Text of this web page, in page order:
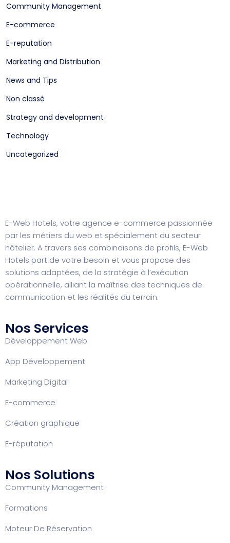
Community Management
E-commerce
E-reputation
Marketing and Distribution
News and Tips
Non classé
Strategy and development
Technology
Uncategorized
E-Web Hotels, votre agence e-commerce passionnée
par les métiers du web et spécialement du secteur
hôtelier. A travers ses combinaisons de profils, E-Web
Hotels part de votre besoin et vous propose des
solutions adaptées, de la stratégie à l’exécution
opérationnelle, alliant la maîtrise des techniques de
communication et les réalités du terrain.
Nos Services
Développement Web
App Développement
Marketing Digital
E-commerce
Création graphique
E-réputation
Nos Solutions
Community Management
Formations
Moteur De Réservation